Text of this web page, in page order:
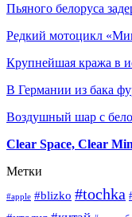
Пьяного белоруса
Редкий мотоцикл
Крупнейшая кража в
В Германии из бака
Воздушный шар с
Clear Space, Clear
Метки
#apple #blizko #tochka